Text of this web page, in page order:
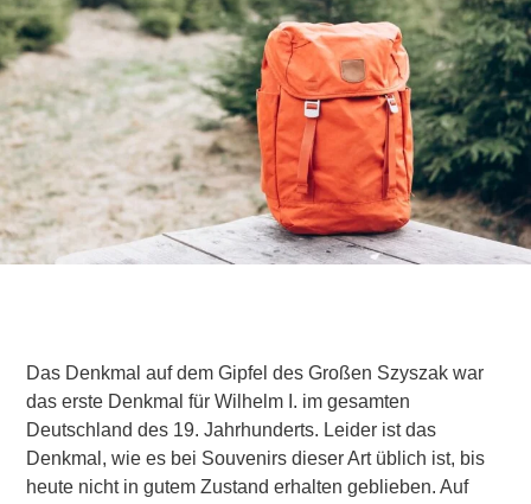
Das Denkmal auf dem Gipfel des Großen Szyszak war
das erste Denkmal für Wilhelm I. im gesamten
Deutschland des 19. Jahrhunderts. Leider ist das
Denkmal, wie es bei Souvenirs dieser Art üblich ist, bis
heute nicht in gutem Zustand erhalten geblieben. Auf